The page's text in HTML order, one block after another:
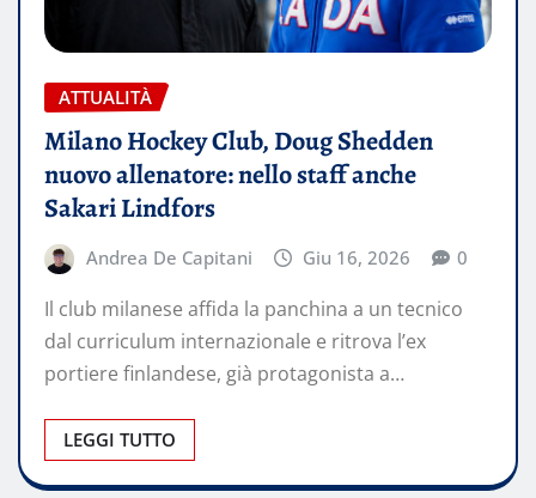
ATTUALITÀ
Milano Hockey Club, Doug Shedden
nuovo allenatore: nello staff anche
Sakari Lindfors
Andrea De Capitani Giu 16, 2026 0
Il club milanese affida la panchina a un tecnico
dal curriculum internazionale e ritrova l’ex
portiere finlandese, già protagonista a…
LEGGI TUTTO